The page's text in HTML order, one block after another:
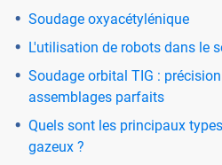
Soudage oxyacétylénique
L'utilisation de robots dans le
Soudage orbital TIG :
assemblages parfaits
Quels sont les principaux
gazeux ?